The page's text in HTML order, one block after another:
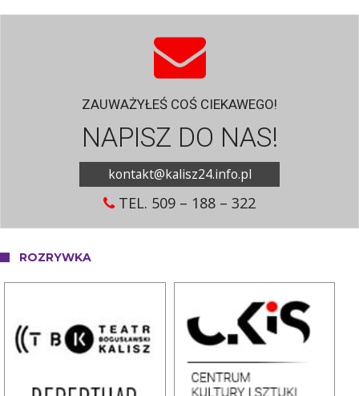
ZAUWAŻYŁEŚ COŚ CIEKAWEGO!
NAPISZ DO NAS!
kontakt@kalisz24.info.pl
TEL. 509 – 188 – 322
ROZRYWKA